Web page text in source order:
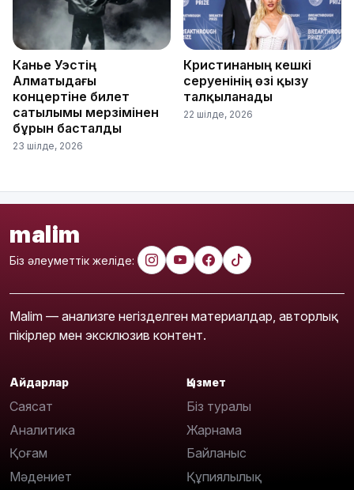
Канье Уэстің
Алматыдағы
концертіне билет
сатылымы мерзімінен
бұрын басталды
23 шілде, 2026
Кристинаның кешкі
серуенінің өзі қызу
талқыланады
22 шілде, 2026
malim
Біз әлеуметтік желіде:
Malim — анализге негізделген материалдар, авторлық
пікірлер мен эксклюзив контент.
Айдарлар
Саясат
Аналитика
Қоғам
Мәдениет
Қызмет
Біз туралы
Жарнама
Байланыс
Құпиялылық